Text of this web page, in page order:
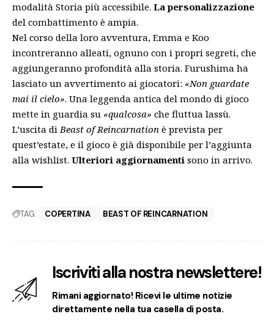
modalità Storia più accessibile. La personalizzazione
del combattimento è ampia.
Nel corso della loro avventura, Emma e Koo
incontreranno alleati, ognuno con i propri segreti, che
aggiungeranno profondità alla storia. Furushima ha
lasciato un avvertimento ai giocatori: «Non guardate
mai il cielo». Una leggenda antica del mondo di gioco
mette in guardia su «qualcosa» che fluttua lassù.
L’uscita diBeast of Reincarnation è prevista per
quest’estate, e il gioco è già disponibile per l’aggiunta
alla wishlist. Ulteriori aggiornamenti sono in arrivo.
TAG: COPERTINA BEAST OF REINCARNATION
Iscriviti alla nostra newslettere!
Rimani aggiornato! Ricevi le ultime notizie
direttamente nella tua casella di posta.